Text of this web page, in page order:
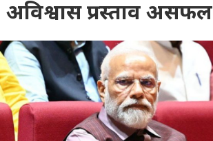
अविश्वास प्रस्ताव असफल